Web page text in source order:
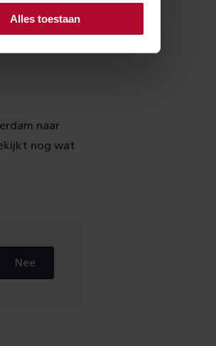
Alles toestaan
dat wij alle
in april mee
naar
nog wat
Nee